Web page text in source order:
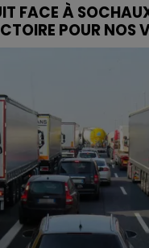
FACE À
POUR NOS